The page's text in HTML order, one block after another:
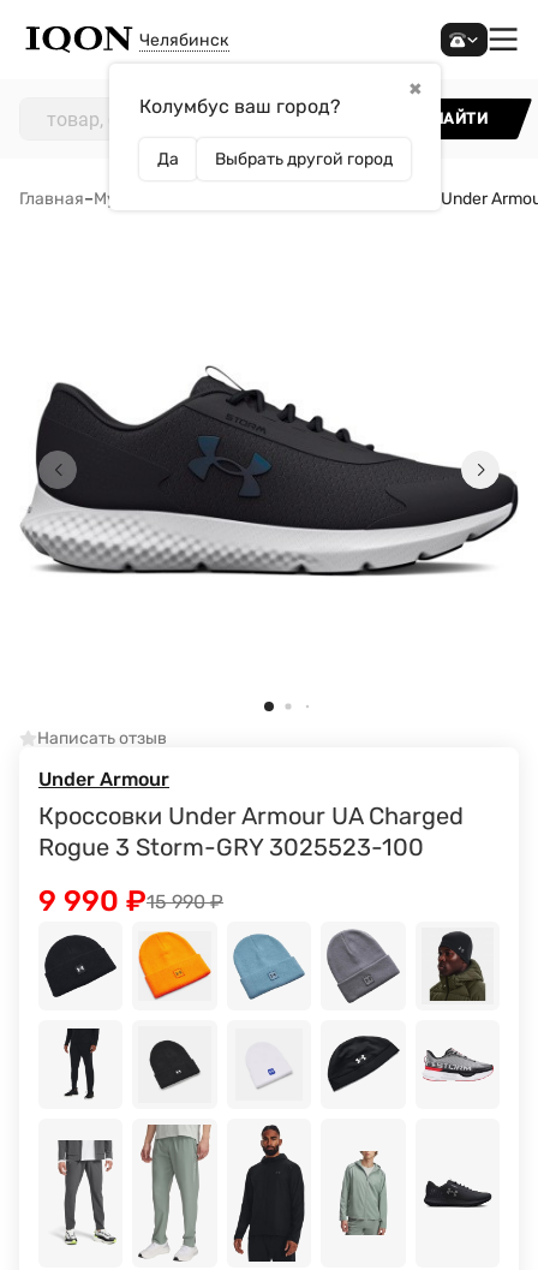
Челябинск
✖
Колумбус ваш город?
Да Выбрать другой город
НАЙТИ
Главная–Мужчинам Кроссовки Under
Написать отзыв
Under Armour
Кроссовки Under Armour UA Charged
Rogue 3 Storm-GRY 3025523-100
15 990₽
9 990 ₽